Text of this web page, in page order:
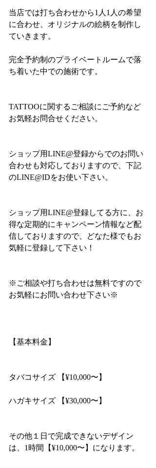
当店では打ち合わせから1人1人の希望
に合わせ、オリジナルの絵柄を制作し
ていきます。
完全予約制のプライベートルームで落
ち着いた中での施術です。
TATTOOに関するご相談にご予約など
お気軽お問合せください。
ショップ用LINE@登録からでのお問い
合わせも対応しておりますので、下記
のLINE@IDをお使い下さい。
ショップ用LINE@登録してる方に、お
得な定期的にキャンペーン情報など配
信しておりますので、どなた様でもお
気軽に登録して下さい！
※ご相談や打ち合わせは無料ですので
お気軽にお問い合わせ下さい※
【基本料金】
タバコサイズ 【¥10,000〜】
ハガキサイズ 【¥30,000〜】
その他１日で完成できないデザイン
は、1時間【¥10,000〜】になります。